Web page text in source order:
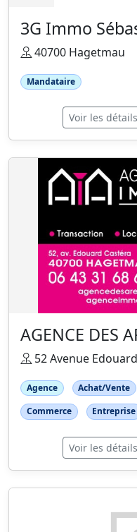
3G Immo
40700 Hagetmau
Mandataire
Voir les détails
AGENCE DES
52 Avenue
Agence Achat/Vente
Commerce
Entreprise
Voir les détails